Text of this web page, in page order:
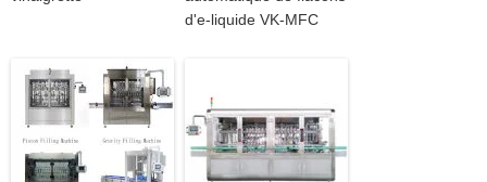
d'e-liquide VK-MFC